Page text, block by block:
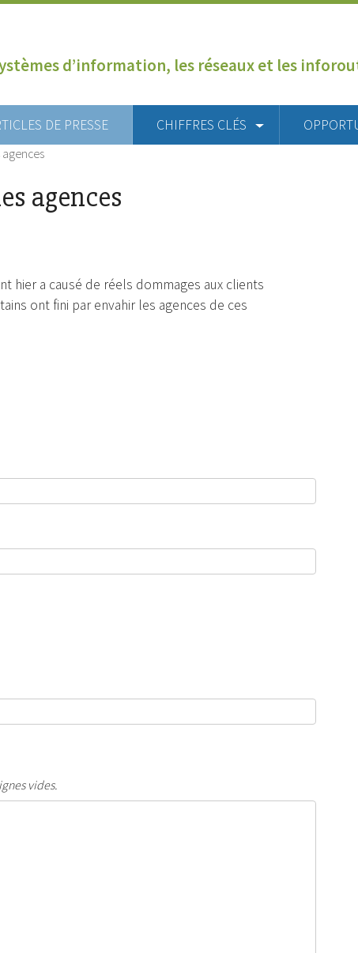
d’information, les réseaux et les
DE PRESSE CHIFFRES CLÉS
agences
agences
hier a causé de réels dommages aux clients
ont fini par envahir les agences de ces
vides.